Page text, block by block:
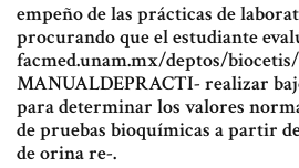
empeño de las prácticas de
procurando que el estudiante
facmed.unam.mx/deptos/
MANUALDEPRACTI- realizar
para determinar los valores
de pruebas bioquímicas a partir
de orina re-.